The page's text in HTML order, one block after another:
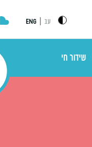
עב ENG
שידור חי